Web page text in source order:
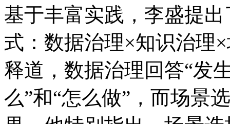
基于丰富实践，李盛
式：数据治理×知识治
释道，数据治理回答“发
么”和“怎么做”，而场